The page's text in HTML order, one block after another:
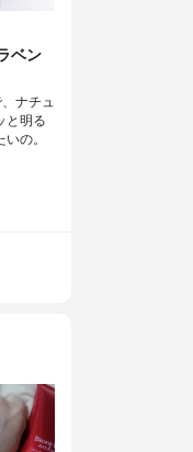
ベン
ナチュ
と明る
の。